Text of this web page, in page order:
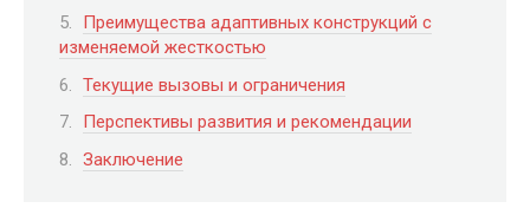
Преимущества адаптивных конструкций с
изменяемой жесткостью
Текущие вызовы и ограничения
Перспективы развития и рекомендации
Заключение